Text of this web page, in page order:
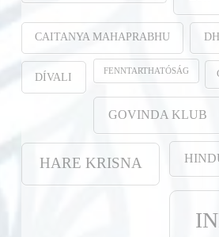
CAITANYA MAHAPRABHU
DÍVALI FENNTARTHATÓSÁG
GOVINDA KLUB
HARE KRISNA